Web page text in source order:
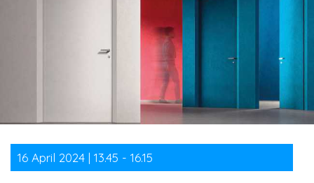
16 April 2024 | 13.45 - 16.15